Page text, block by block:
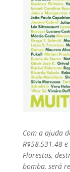
Com a ajuda
R$58,531.48
Florestas,
bomba, será